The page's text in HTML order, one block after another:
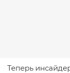
Теперь